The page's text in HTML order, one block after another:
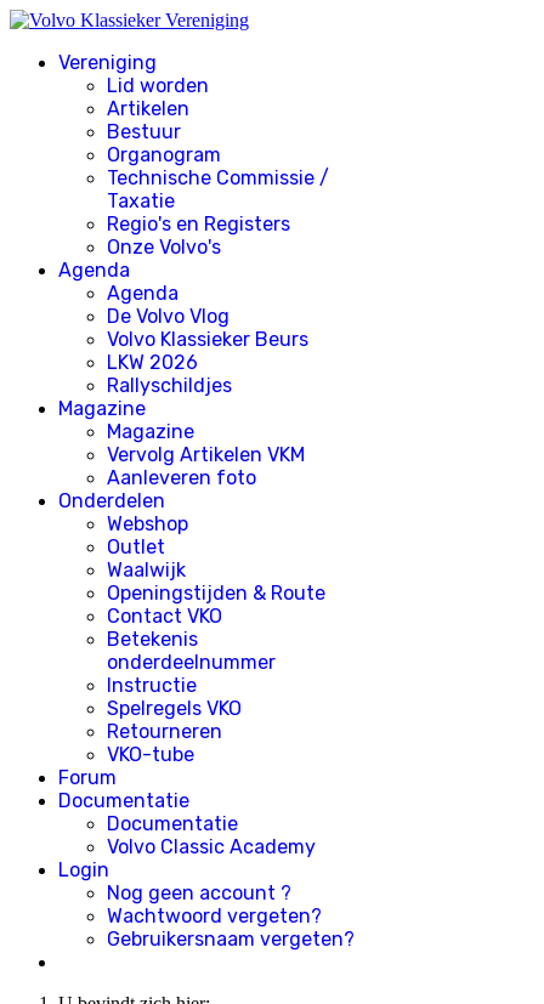
Vereniging
Lid worden
Artikelen
Bestuur
Organogram
Technische Commissie /
Taxatie
Regio's en Registers
Onze Volvo's
Agenda
Agenda
De Volvo Vlog
Volvo Klassieker Beurs
LKW 2026
Rallyschildjes
Magazine
Magazine
Vervolg Artikelen VKM
Aanleveren foto
Onderdelen
Webshop
Outlet
Waalwijk
Openingstijden & Route
Contact VKO
Betekenis
onderdeelnummer
Instructie
Spelregels VKO
Retourneren
VKO-tube
Forum
Documentatie
Documentatie
Volvo Classic Academy
Login
Nog geen account ?
Wachtwoord vergeten?
Gebruikersnaam vergeten?